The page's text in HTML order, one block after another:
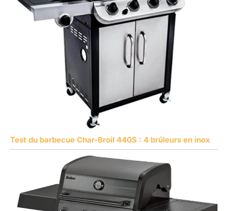
Test du barbecue Char-Broil 440S : 4 brûleurs en inox